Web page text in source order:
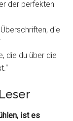
der perfekten
die
die du über die
ist es